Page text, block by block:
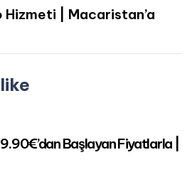
| Macaristan’a
Başlayan Fiyatlarla |